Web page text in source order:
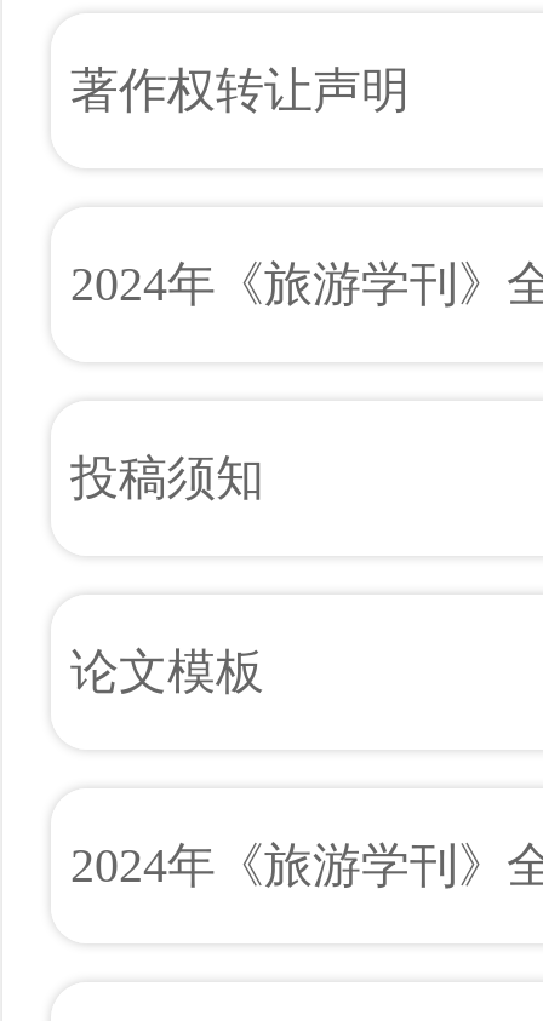
著作权转让声明
2024年《旅游学刊》
投稿须知
论文模板
2024年《旅游学刊》